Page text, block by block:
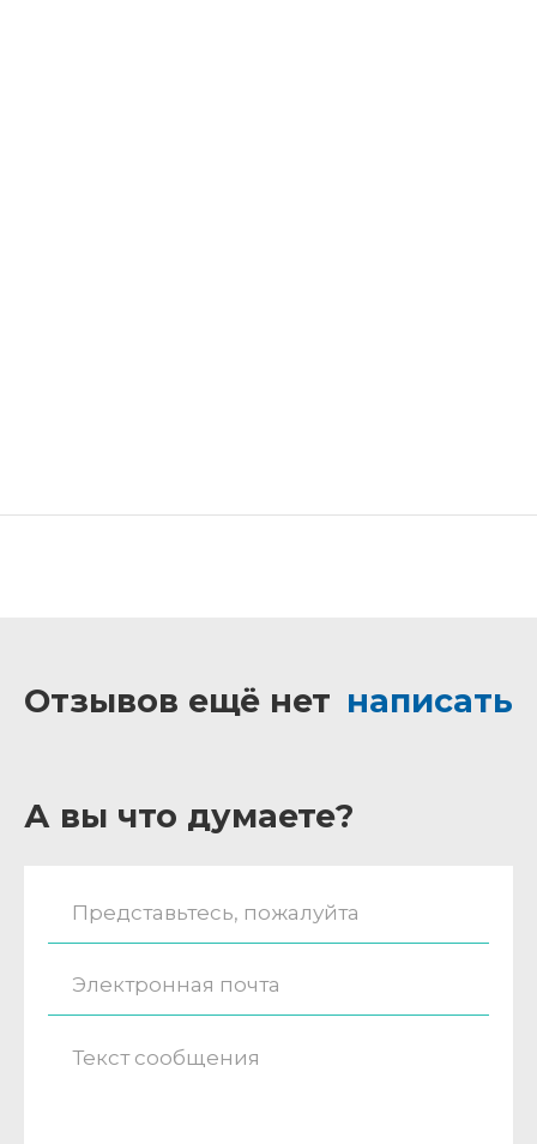
Отзывов ещё нет написать
А вы что думаете?